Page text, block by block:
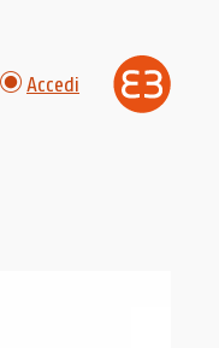
Accedi